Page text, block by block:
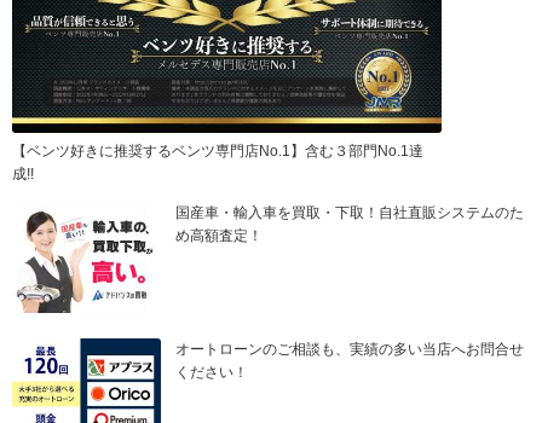
【ベンツ好きに推奨するベンツ専門店No.1】含む３部門No.1達
成!!
国産車・輸入車を買取・下取！自社直販システムのた
め高額査定！
オートローンのご相談も、実績の多い当店へお問合せ
ください！